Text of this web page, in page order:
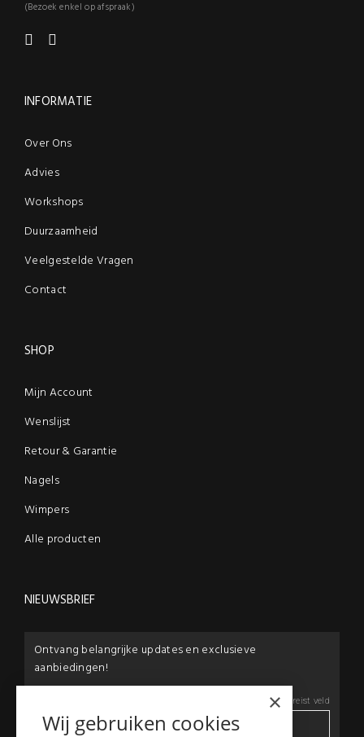
(Bezoek enkel op afspraak)
INFORMATIE
Over Ons
Advies
Workshops
Duurzaamheid
Veelgestelde Vragen
Contact
SHOP
Mijn Account
Wenslijst
Retour & Garantie
Nagels
Wimpers
Alle producten
NIEUWSBRIEF
Ontvang belangrijke updates en exclusieve
aanbiedingen!
*Vereist veld
×
Wij gebruiken cookies